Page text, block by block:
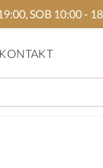
SOB 10:00 -
KONTAKT